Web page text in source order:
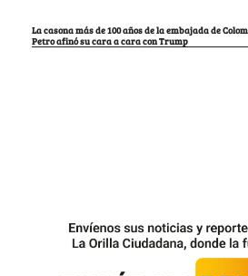
La casona más de 100 años de la embajada de
Petro afinó su cara a cara con Trump